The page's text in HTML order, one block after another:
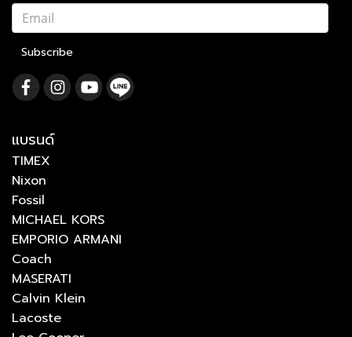
Subscribe
แบรนด์
TIMEX
Nixon
Fossil
MICHAEL KORS
EMPORIO ARMANI
Coach
MASERATI
Calvin Klein
Lacoste